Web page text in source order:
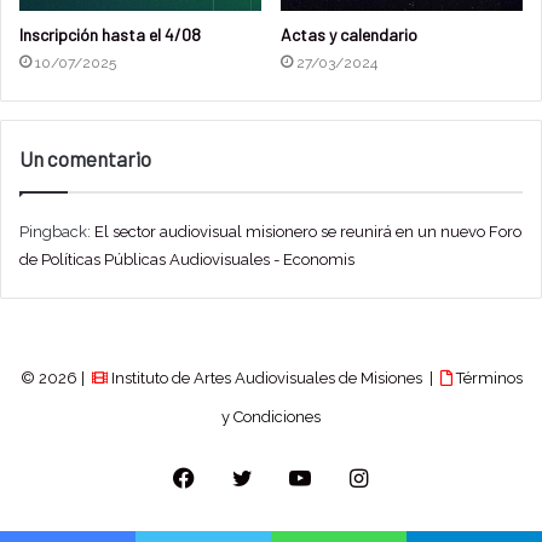
CRONOGRAMA
Mesas de trabajo virtuales
Meet
Mesa de Trabajo Eje 1: “Organización sectorial e
institucional”
políticas públicas audiovisuales”
Sábado 16 de diciembre / de 9 a 19 hs / Facultad
Inscripción hasta el 4/08
10/07/2025
Actas y calendario
27/03/2024
Un comentario
Pingback: El sector audiovisual misionero se reunirá en un nuevo Foro
de Políticas Públicas Audiovisuales - Economis
© 2026 | Instituto de Artes Audiovisuales de Misiones | Términos
y Condiciones
Facebook
TwitterYouTubeInstagram